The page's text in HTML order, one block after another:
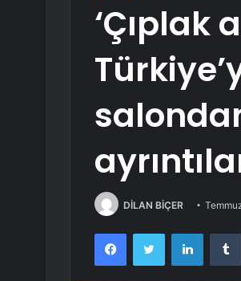
‘Çıplak
DİLAN BİÇER
FacebookTwitter LinkedIn